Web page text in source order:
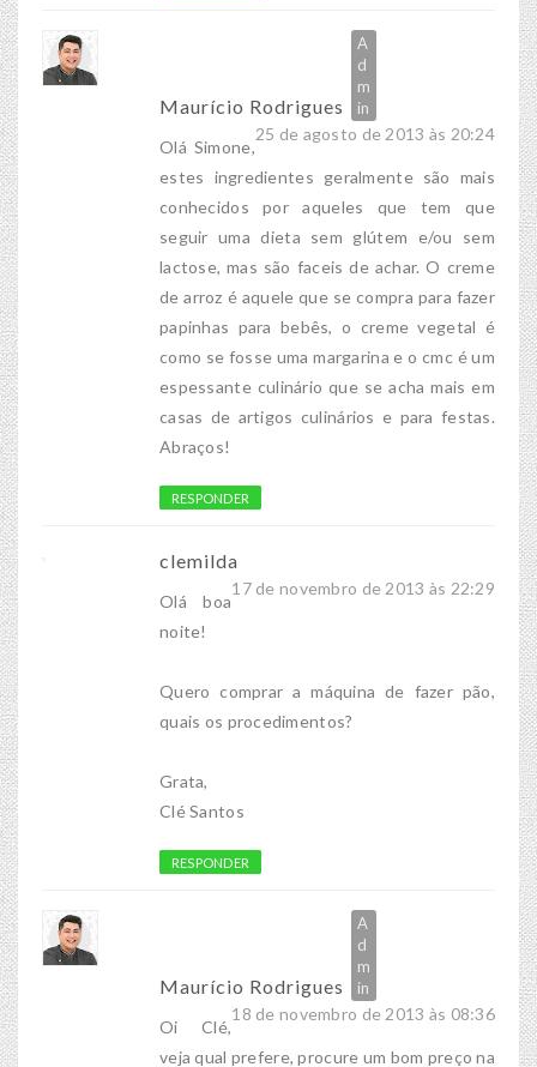
Maurício Rodrigues
25 de agosto de 2013 às 20:24
Olá Simone,
estes ingredientes geralmente são mais
conhecidos por aqueles que tem que
seguir uma dieta sem glútem e/ou sem
lactose, mas são faceis de achar. O creme
de arroz é aquele que se compra para fazer
papinhas para bebês, o creme vegetal é
como se fosse uma margarina e o cmc é um
espessante culinário que se acha mais em
casas de artigos culinários e para festas.
Abraços!
RESPONDER
clemilda
17 de novembro de 2013 às 22:29
Olá boa
noite!
Quero comprar a máquina de fazer pão,
quais os procedimentos?
Grata,
Clé Santos
RESPONDER
Maurício Rodrigues
18 de novembro de 2013 às 08:36
Oi Clé,
veja qual prefere, procure um bom preço na